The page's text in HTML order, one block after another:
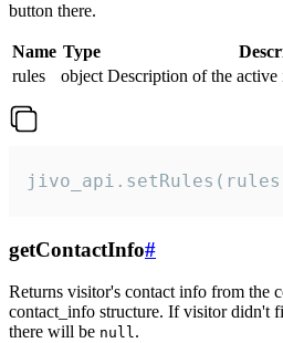
button there.
Name Type
rules
object Description of the
getContactInfo#
Returns visitor's contact info from the
contact_info structure. If visitor didn't
there will be null.